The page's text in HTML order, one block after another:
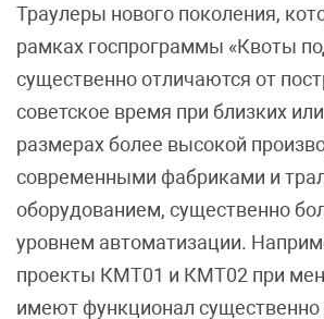
Траулеры нового поколения,
рамках госпрограммы «Квоты
существенно отличаются от
советское время при близких
размерах более высокой
современными фабриками и
оборудованием, существенно
уровнем автоматизации.
проекты КМТ01 и КМТ02 при
имеют функционал